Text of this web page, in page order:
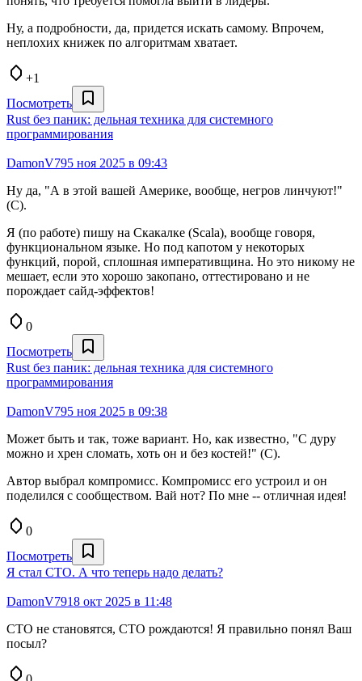
Ну, а подробности, да, придется искать самому. Впрочем,
неплохих книжек по алгоритмам хватает.
+1
Посмотреть
Rust без паник: дельная техника для системного
программирования
DamonV795 ноя 2025 в 09:43
Ну да, "А в этой вашей Америке, вообще, негров линчуют!"
(С).
Я (по работе) пишу на Скакалке (Scala), вообще говоря,
функциональном языке. Но под капотом у некоторых
функций, порой, сплошная императивщина. Но это никому не
мешает, если это хорошо закопано, оттестировано и не
порождает сайд-эффектов!
0
Посмотреть
Rust без паник: дельная техника для системного
программирования
DamonV795 ноя 2025 в 09:38
Может быть и так, тоже вариант. Но, как известно, "С дуру
можно и хрен сломать, хоть он и без костей!" (С).
Автор выбрал компромисс. Компромисс его устроил и он
поделился с сообществом. Вай нот? По мне -- отличная идея!
0
Посмотреть
Я стал СТО. А что теперь надо делать?
DamonV7918 окт 2025 в 11:48
СТО не становятся, СТО рождаются! Я правильно понял Ваш
посыл?